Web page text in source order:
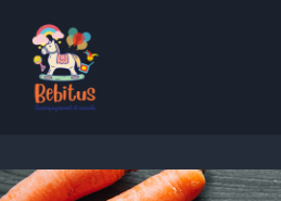
content